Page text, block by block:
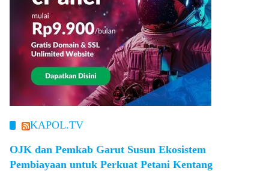
KAPOL.TV
OJK dan Pemkab Garut Susun Ekosistem
Pembiayaan untuk Perkuat Petani Kentang